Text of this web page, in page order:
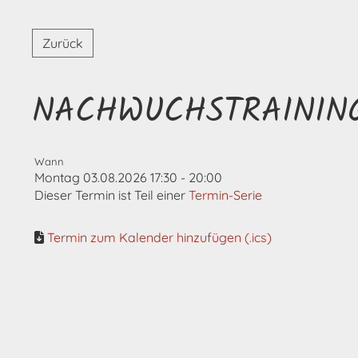
Zurück
Wann
Montag 03.08.2026 17:30 - 20:00
Dieser Termin ist Teil einer Termin-Serie
Termin zum Kalender hinzufügen (.ics)